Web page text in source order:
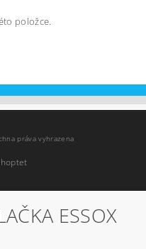
položce.
práva vyhrazena
ESSOX